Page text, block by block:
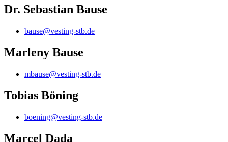
Dr. Sebastian Bause
bause@vesting-stb.de
Marleny Bause
mbause@vesting-stb.de
Tobias Böning
boening@vesting-stb.de
Marcel Dada